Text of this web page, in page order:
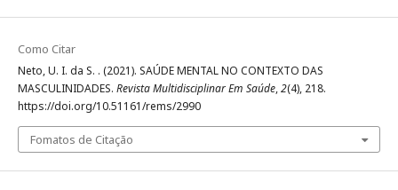
Como Citar
Neto, U. I. da S. . (2021). SAÚDE MENTAL NO CONTEXTO DAS
MASCULINIDADES. Revista Multidisciplinar Em Saúde,2(4), 218.
https://doi.org/10.51161/rems/2990
Fomatos de Citação